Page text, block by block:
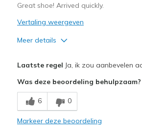
Great shoe! Arrived quickly.
Vertaling weergeven
Meer details
Breathe Well
Comfortable
Laatste regel Ja, ik zou aanbevelen
Was deze beoordeling behulpzaam?
6 0
Markeer deze beoordeling